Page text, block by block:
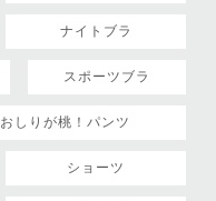
ナイトブラ
スポーツブラ
おしりが桃！パンツ
ショーツ